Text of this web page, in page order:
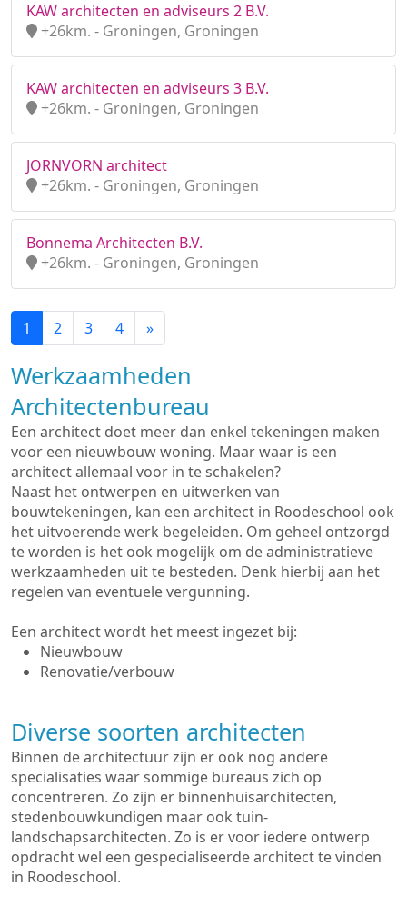
KAW architecten en adviseurs 2 B.V.
+26km. - Groningen, Groningen
KAW architecten en adviseurs 3 B.V.
+26km. - Groningen, Groningen
JORNVORN architect
+26km. - Groningen, Groningen
Bonnema Architecten B.V.
+26km. - Groningen, Groningen
1 2 3 4 »
Werkzaamheden
Architectenbureau
Een architect doet meer dan enkel tekeningen maken
voor een nieuwbouw woning. Maar waar is een
architect allemaal voor in te schakelen?
Naast het ontwerpen en uitwerken van
bouwtekeningen, kan een architect in Roodeschool ook
het uitvoerende werk begeleiden. Om geheel ontzorgd
te worden is het ook mogelijk om de administratieve
werkzaamheden uit te besteden. Denk hierbij aan het
regelen van eventuele vergunning.
Een architect wordt het meest ingezet bij:
Nieuwbouw
Renovatie/verbouw
Diverse soorten architecten
Binnen de architectuur zijn er ook nog andere
specialisaties waar sommige bureaus zich op
concentreren. Zo zijn er binnenhuisarchitecten,
stedenbouwkundigen maar ook tuin-
landschapsarchitecten. Zo is er voor iedere ontwerp
opdracht wel een gespecialiseerde architect te vinden
in Roodeschool.